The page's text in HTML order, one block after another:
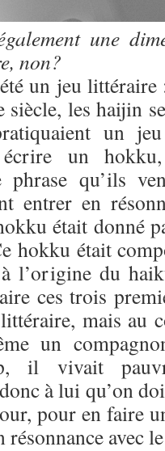
une
non?
un jeu littéraire
siècle, les haijin
un
un
qu’ils
entrer en
était donné
hokku était
l’origine du
ces trois
mais au
un
il vivait
à lui qu’on
pour en faire
avec